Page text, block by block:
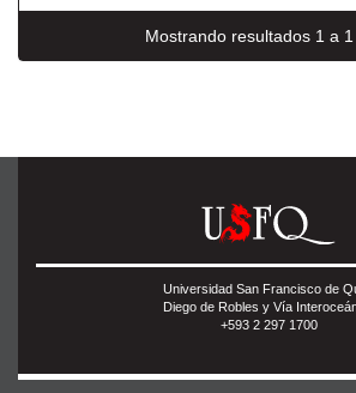
Mostrando resultados 1 a 1
Universidad San Francisco de
Diego de Robles y Vía
+593 2 297 1700